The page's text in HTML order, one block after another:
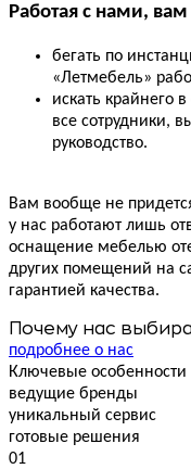
Работая с нами,
бегать по
«Летмебель»
искать крайнего
все сотрудники,
руководство.
Вам вообще не
у нас работают лишь
оснащение мебелью
других помещений на
гарантией качества.
Почему нас
подробнее о нас
Ключевые особенности
ведущие бренды
уникальный сервис
готовые решения
01